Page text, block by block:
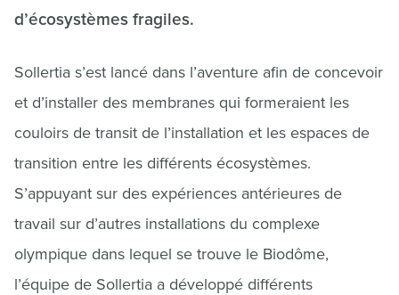
d’écosystèmes fragiles.
Sollertia s’est lancé dans l’aventure afin de concevoir
et d’installer des membranes qui formeraient les
couloirs de transit de l’installation et les espaces de
transition entre les différents écosystèmes.
S’appuyant sur des expériences antérieures de
travail sur d’autres installations du complexe
olympique dans lequel se trouve le Biodôme,
l’équipe de Sollertia a développé différents